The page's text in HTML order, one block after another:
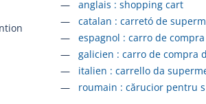
Accéder à la fiche en
anglais : shopping cart
Accéder à la fiche en
catalan : carretó de
Accéder à la fiche en
espagnol : carro de compra
Accéder à la fiche en
galicien : carro de compra
Accéder à la fiche en
italien : carrello da
Accéder à la fiche en
roumain : cărucior pentru